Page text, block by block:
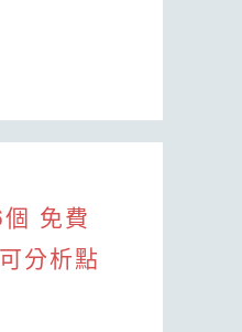
免費
分析點